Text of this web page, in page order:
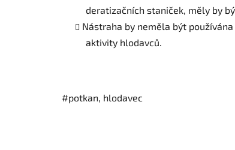
deratizačních staniček, měly by
Nástraha by neměla být
aktivity hlodavců.
#potkan, hlodavec